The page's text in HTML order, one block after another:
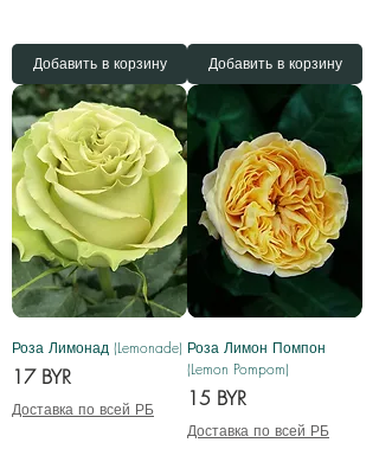
Добавить в корзину Добавить в корзину
Роза Лимонад (Lemonade)
Цена
17 BYR
Доставка по всей РБ
Роза Лимон Помпон
(Lemon Pompom)
Цена
15 BYR
Доставка по всей РБ